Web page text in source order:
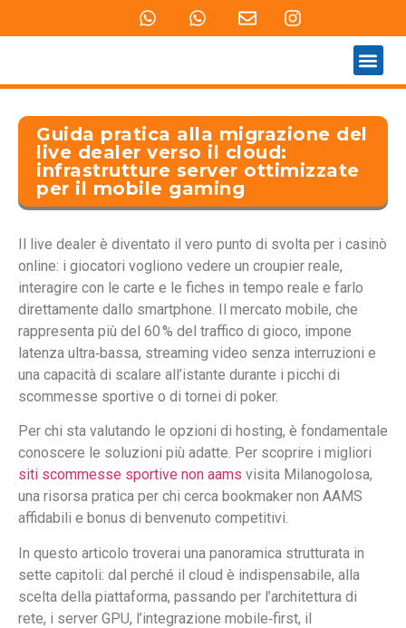
Guida pratica alla migrazione del
live dealer verso il cloud:
infrastrutture server ottimizzate
per il mobile gaming
Il live dealer è diventato il vero punto di svolta per i casinò
online: i giocatori vogliono vedere un croupier reale,
interagire con le carte e le fiches in tempo reale e farlo
direttamente dallo smartphone. Il mercato mobile, che
rappresenta più del 60 % del traffico di gioco, impone
latenza ultra‑bassa, streaming video senza interruzioni e
una capacità di scalare all’istante durante i picchi di
scommesse sportive o di tornei di poker.
Per chi sta valutando le opzioni di hosting, è fondamentale
conoscere le soluzioni più adatte. Per scoprire i migliori
siti scommesse sportive non aams visita Milanogolosa,
una risorsa pratica per chi cerca bookmaker non AAMS
affidabili e bonus di benvenuto competitivi.
In questo articolo troverai una panoramica strutturata in
sette capitoli: dal perché il cloud è indispensabile, alla
scelta della piattaforma, passando per l’architettura di
rete, i server GPU, l’integrazione mobile‑first, il